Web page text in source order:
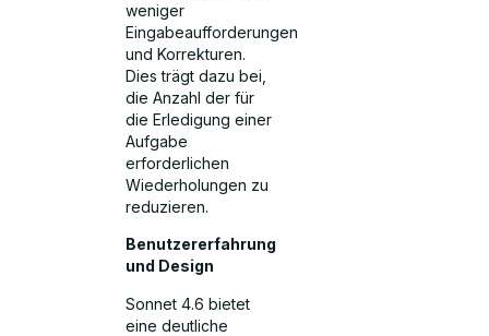
weniger
Eingabeaufforderungen
und Korrekturen.
Dies trägt dazu bei,
die Anzahl der für
die Erledigung einer
Aufgabe
erforderlichen
Wiederholungen zu
reduzieren.
Benutzererfahrung
und Design
Sonnet 4.6 bietet
eine deutliche